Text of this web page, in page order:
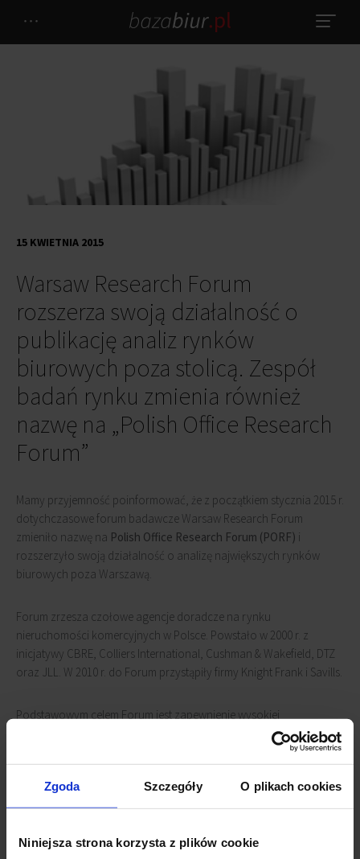
Zgoda Szczegóły O plikach cookies
Niniejsza strona korzysta z plików cookie
Warsaw Research Forum
rozszerza swoją działalność o
publikację analiz rynków
biurowych poza stolicą. Zespół
badań rynku zmienia również
nazwę na „Polish Office Research
Forum”
15 KWIETNIA 2015
Mamy przyjemność poinformować, że z początkiem stycznia 2015 r.
dotychczasowe forum badawcze Warsaw Research Forum
zmieniło nazwę na Polish Office Research Forum (PORF) i
rozszerzyło swoją działalność o analizę największych rynków
biurowych poza Warszawą.
Forum zrzesza czołowe agencje doradcze na rynku
nieruchomości komercyjnych w Polsce. Powstało w 2000 r. z
inicjatywy CBRE, Colliers International, Cushman & Wakefield, DTZ
oraz JLL. W 2010 r. do Forum przystąpiły firmy Knight Frank i Savills.
Podstawowym celem Forum jest zapewnienie wysokiej
przejrzystości polskiego rynku nieruchomości biurowych. Jest to
realizowane poprzez wymianę gromadzonych informacji o rynku i
publikowanie badań rynkowych w odstępach kwartalnych. Dane,
które podlegają wspólnej analizie i publikacji dotyczą m.in. popytu
na powierzchnie biurowe (tj. zawartych umów najmu), dostępnej
Forum dostarcza spójne i sprawdzone analizy rynku.